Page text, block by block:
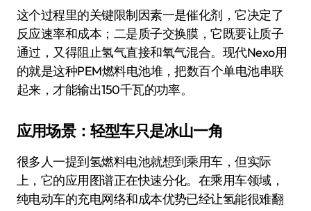
这个过程里的关键限制因素一是催化剂，它决定了
反应速率和成本；二是质子交换膜，它既要让质子
通过，又得阻止氢气直接和氧气混合。现代Nexo用
的就是这种PEM燃料电池堆，把数百个单电池串联
起来，才能输出150千瓦的功率。
应用场景：轻型车只是冰山一角
很多人一提到氢燃料电池就想到乘用车，但实际
上，它的应用图谱正在快速分化。在乘用车领域，
纯电动车的充电网络和成本优势已经让氢能很难翻